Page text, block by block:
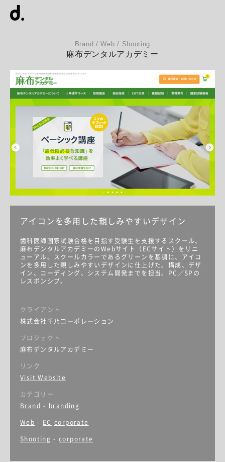
Brand / Web / Shooting
麻布デンタルアカデミー
アイコンを多用した親しみやすいデザイン
歯科医師国家試験合格を目指す受験生を支援するスクール、
麻布デンタルアカデミーのWebサイト（ECサイト）をリニ
ューアル。スクールカラーであるグリーンを基調に、アイコ
ンを多用した親しみやすいデザインに仕上げた。構成、デザ
イン、コーディング、システム開発までを担当。PC／SPの
レスポンシブ。
クライアント
株式会社千乃コーポレーション
プロジェクト
麻布デンタルアカデミー
リンク
Visit Website
カテゴリー
Brand
- branding
Web - EC corporate
Shooting - corporate